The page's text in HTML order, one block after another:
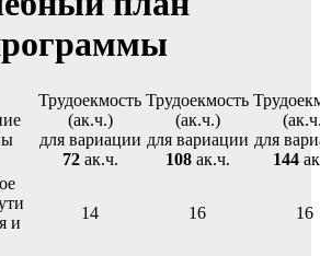
Трудоекмость
(ак.ч.)
для вариации
72ак.ч.
Трудоекмость
(ак.ч.)
для вариации
108ак.ч.
для
144
и
14 16 16